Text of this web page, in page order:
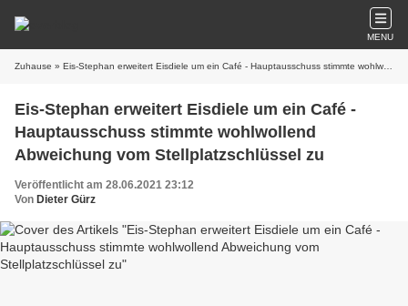
MENU
Zuhause » Eis-Stephan erweitert Eisdiele um ein Café - Hauptausschuss stimmte wohlwollend Abweichung vom Stellplatzschlüssel zu
Eis-Stephan erweitert Eisdiele um ein Café -
Hauptausschuss stimmte wohlwollend
Abweichung vom Stellplatzschlüssel zu
Veröffentlicht am 28.06.2021 23:12
Von Dieter Gürz